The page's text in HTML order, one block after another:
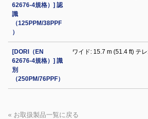
62676-4規格）] 認
識
（125PPM/38PPF
）
[DORI（EN
62676-4規格）] 識
別
（250PM/76PPF）
ワイド: 15.7 m (51.4 ft) テ
« お取扱製品一覧に戻る